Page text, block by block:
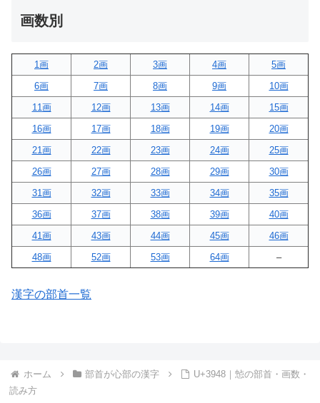
画数別
1画 2画 3画 4画
5画
6画
7画 8画 9画
10画
11画
12画 13画 14画
15画
16画
17画 18画 19画
20画
21画
22画 23画 24画
25画
26画
27画 28画 29画
30画
31画
32画 33画 34画
35画
36画
37画 38画 39画
40画
41画
43画 44画 45画
46画
48画
52画 53画 64画 –
漢字の部首一覧
ホーム 部首が心部の漢字
U+3948｜㥈の部首・画数・
読み方